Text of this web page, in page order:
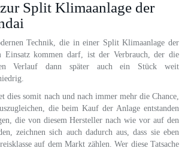
Split Klimaanlage der
Technik, die in einer Split Klimaanlage der
Einsatz kommen darf, ist der Verbrauch, der die
Verlauf dann später auch ein Stück weit
dies somit nach und nach immer mehr die Chance,
die beim Kauf der Anlage entstanden
die von diesem Hersteller nach wie vor auf den
zeichnen sich auch dadurch aus, dass sie eben
auf dem Markt zählen. Wer diese Tatsache